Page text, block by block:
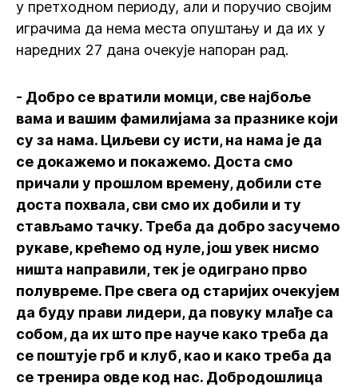
у претходном периоду, али и поручио својим
играчима да нема места опуштању и да их у
наредних 27 дана очекује напоран рад.
- Добро се вратили момци, све најбоље
вама и вашим фамилијама за празнике који
су за нама. Циљеви су исти, на нама је да
се докажемо и покажемо. Доста смо
причали у прошлом времену, добили сте
доста похвала, сви смо их добили и ту
стављамо тачку. Треба да добро засучемо
рукаве, крећемо од нуле, још увек нисмо
ништа направили, тек је одиграно прво
полувреме. Пре свега од старијих очекујем
да буду прави лидери, да повуку млађе са
собом, да их што пре науче како треба да
се поштује грб и клуб, као и како треба да
се тренира овде код нас. Добродошлица